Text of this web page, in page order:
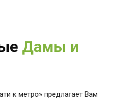
Дамы и
к метро» предлагает Вам